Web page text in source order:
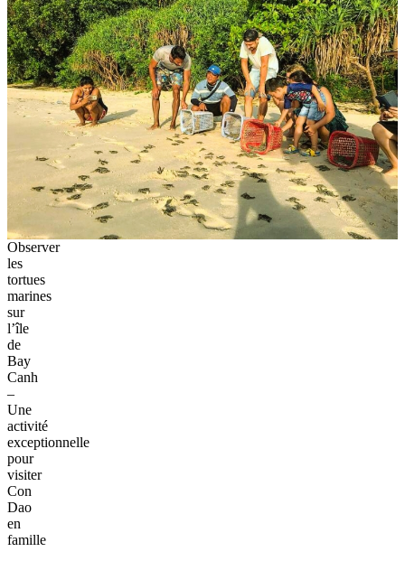
Observer
les
tortues
marines
sur
l’île
de
Bay
Canh
–
Une
activité
exceptionnelle
pour
visiter
Con
Dao
en
famille